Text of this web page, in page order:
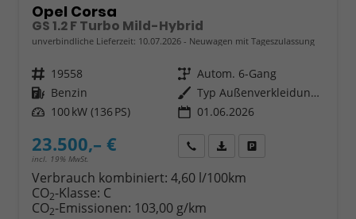
Opel Corsa
GS 1.2 F Turbo Mild-Hybrid
unverbindliche Lieferzeit: 10.07.2026 Neuwagen mit Tageszulassung
Fahrzeugnr. 19558 Getriebe Autom. 6-Gang
Kraftstoff Benzin Außenfarbe
Typ Außenverkleidung Spiegel Flach Standard
Leistung 100 kW (136 PS) 01.06.2026
23.500,– €
incl. 19% MwSt.
Wir rufen Sie anFahrzeugexposé (PDF)
Verbrauch kombiniert: 4,60 l/100km
CO2-Klasse: C
CO2-Emissionen: 103,00 g/km